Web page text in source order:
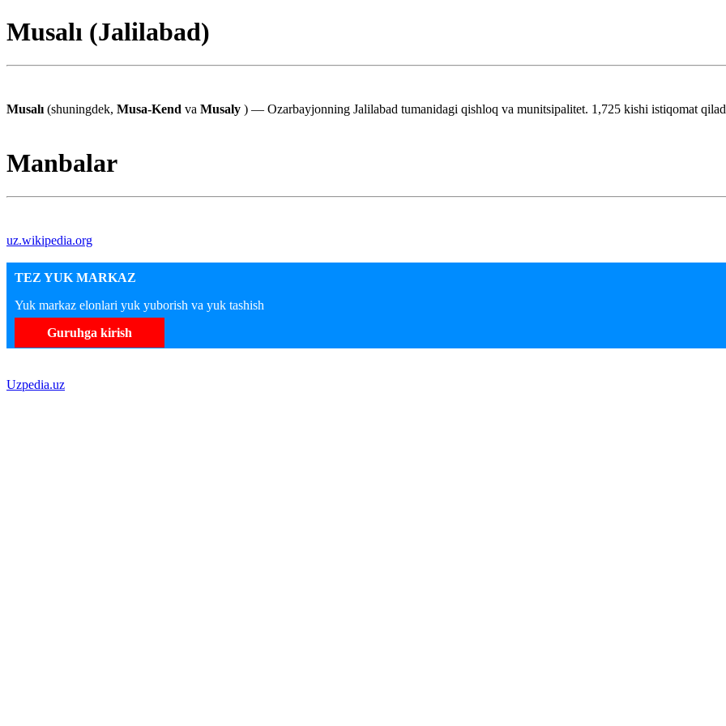
Musalı (Jalilabad)
Musalı (shuningdek, Musa-Kend va Musaly ) — Ozarbayjonning Jalilabad tumanidagi qishloq va munitsipalitet. 1,725 kishi istiqomat
Manbalar
uz.wikipedia.org
TEZ YUK MARKAZ
Yuk markaz elonlari yuk yuborish va yuk tashish
Guruhga kirish
Uzpedia.uz